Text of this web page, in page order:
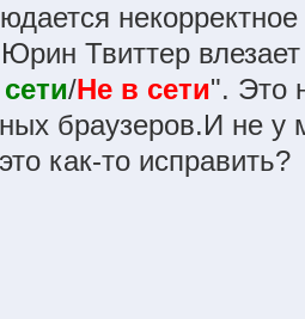
Твиттер влезает
/Не в сети". Это
браузеров.И не у
как-то исправить?